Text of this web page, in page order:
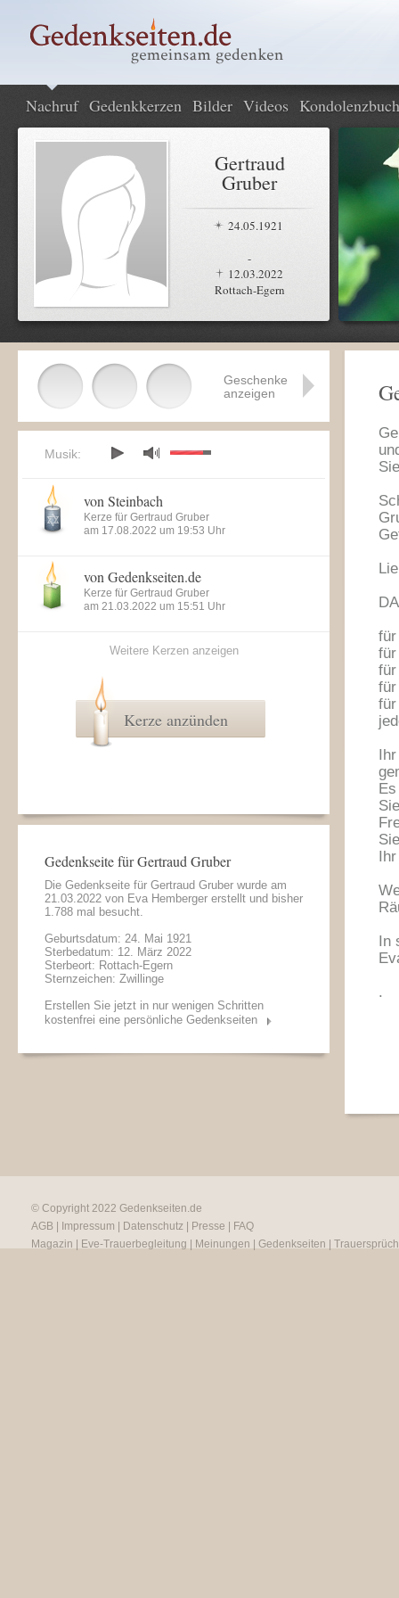
Nachruf Gedenkkerzen Bilder Videos Kondolenzbuch
Gertraud
Gruber
24.05.1921
-
12.03.2022
Rottach-Egern
für
für
für
In
.
Geschenke
anzeigen
Musik:
von Steinbach
Kerze für Gertraud Gruber
am 17.08.2022 um 19:53 Uhr
von Gedenkseiten.de
Kerze für Gertraud Gruber
am 21.03.2022 um 15:51 Uhr
Weitere Kerzen anzeigen
Kerze anzünden
Gedenkseite für Gertraud Gruber
Die Gedenkseite für Gertraud Gruber wurde am
21.03.2022 von Eva Hemberger erstellt und bisher
1.788 mal besucht.
Geburtsdatum: 24. Mai 1921
Sterbedatum: 12. März 2022
Sterbeort: Rottach-Egern
Sternzeichen: Zwillinge
Erstellen Sie jetzt in nur wenigen Schritten
kostenfrei eine persönliche Gedenkseiten
© Copyright 2022 Gedenkseiten.de
AGB
Impressum Datenschutz Presse
FAQ
Magazin
Eve-Trauerbegleitung Meinungen Gedenkseiten